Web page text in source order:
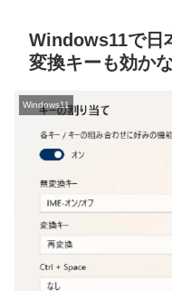
Windows11で日
変換キーも効か
Windows11